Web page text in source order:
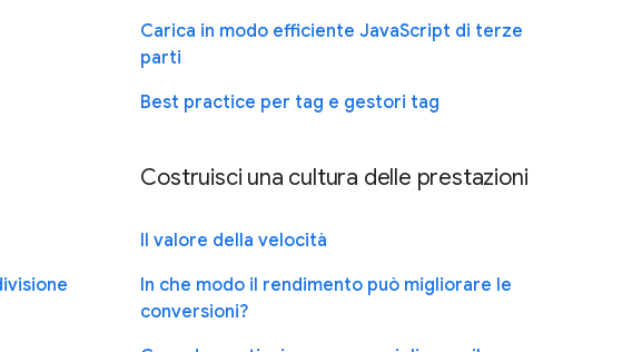
Carica in modo efficiente JavaScript di terze
parti
Best practice per tag e gestori tag
Costruisci una cultura delle prestazioni
Il valore della velocità
In che modo il rendimento può migliorare le
conversioni?